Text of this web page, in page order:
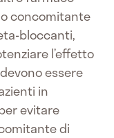
concomitante
bloccanti,
l’effetto
essere
in
evitare
di